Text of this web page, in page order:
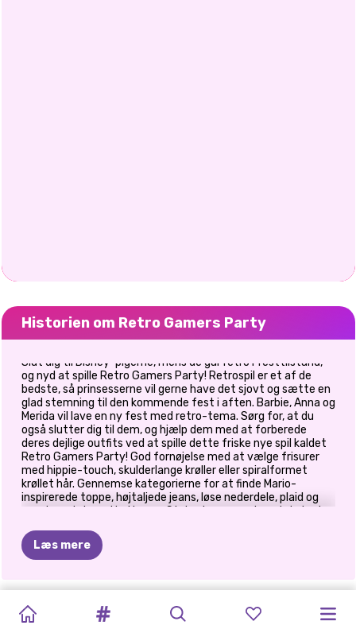
Historien om Retro Gamers Party
Slut dig til Disney-pigerne, mens de går retro i festtilstand,
og nyd at spille Retro Gamers Party! Retrospil er et af de
bedste, så prinsesserne vil gerne have det sjovt og sætte en
glad stemning til den kommende fest i aften. Barbie, Anna og
Merida vil lave en ny fest med retro-tema. Sørg for, at du
også slutter dig til dem, og hjælp dem med at forberede
deres dejlige outfits ved at spille dette friske nye spil kaldet
Retro Gamers Party! God fornøjelse med at vælge frisurer
med hippie-touch, skulderlange krøller eller spiralformet
krøllet hår. Gennemse kategorierne for at finde Mario-
inspirerede toppe, højtaljede jeans, løse nederdele, plaid og
muntre print med høj krave. Style pigerne, og hav det sjovt
du forberede lokalet til festen. Pynt bordet med søde sager,
spillegenstande, et retro fotokamera og en pick-up. Sørg for,
pige med retrobriller, spilgenstande Mario og Tetris inspireret
til et sjovt touch. Sørg for, at du har det sjovt med pigerne,
og de skaber gode minder sammen! God fornøjelse!
Læs mere
GLITTER
#STRANDLIV
MODE
PRINCESS
ALL
PRINSESSE
FIRST
PRINSESSE
KÆRLIGHEDSFESTUNICORN
PRINSESSER
BAGGÅRDSFEST
OG
PRINSESSER